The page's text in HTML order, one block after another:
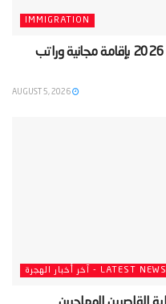
IMMIGRATION
‫برنامج تطوع ممول بالكامل في إيطاليا 2026 بإقامة مجانية وراتب
LATEST NEWS - آخر أخبار الهجرة